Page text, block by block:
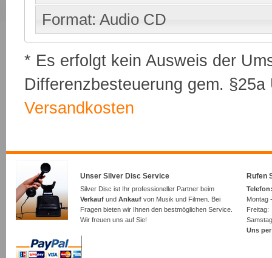
Format: Audio CD
* Es erfolgt kein Ausweis der
Differenzbesteuerung gem.
Versandkosten
Unser Silver Disc Service
Silver Disc ist Ihr professioneller Partner beim
Verkauf und Ankauf von Musik und Filmen. Bei
Fragen bieten wir Ihnen den bestmöglichen Service.
Wir freuen uns auf Sie!
Rufen
Montag
Uns